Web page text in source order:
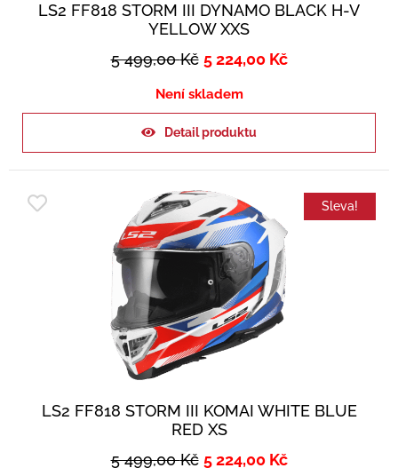
LS2 FF818 STORM III DYNAMO BLACK H-V
YELLOW XXS
5 499,00Kč 5 224,00 Kč
Není skladem
Detail produktu
Sleva!
LS2 FF818 STORM III KOMAI WHITE BLUE
RED XS
5 499,00Kč 5 224,00 Kč